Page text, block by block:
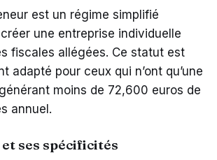
est un régime simplifié
une entreprise individuelle
fiscales allégées. Ce statut est
adapté pour ceux qui n’ont qu’une
moins de 72,600 euros de
annuel.
ses spécificités